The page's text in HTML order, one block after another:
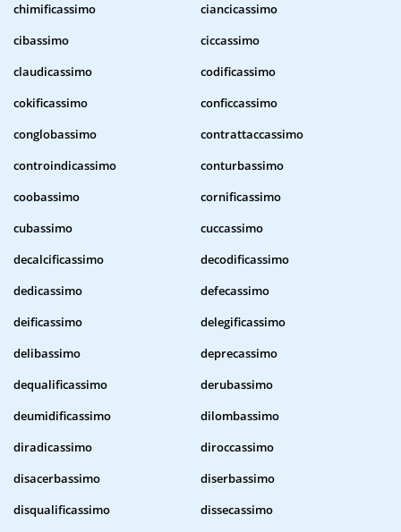
chimificassimo
ciancicassimo
cibassimo
ciccassimo
claudicassimo
codificassimo
cokificassimo
conficcassimo
conglobassimo
contrattaccassimo
controindicassimo
conturbassimo
coobassimo
cornificassimo
cubassimo
cuccassimo
decalcificassimo
decodificassimo
dedicassimo
defecassimo
deificassimo
delegificassimo
delibassimo
deprecassimo
dequalificassimo
derubassimo
deumidificassimo
dilombassimo
diradicassimo
diroccassimo
disacerbassimo
diserbassimo
disqualificassimo
dissecassimo